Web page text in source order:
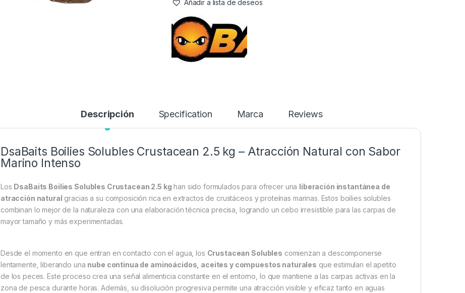
Añadir a lista de deseos
Descripción Specification Marca Reviews
DsaBaits Boilies Solubles Crustacean 2.5 kg – Atracción Natural con Sabor
Marino Intenso
Los DsaBaits Boilies Solubles Crustacean 2.5 kg han sido formulados para ofrecer una liberación instantánea de
atracción natural gracias a su composición rica en extractos de crustáceos y proteínas marinas. Estos boilies solubles
combinan lo mejor de la naturaleza con una elaboración técnica precisa, logrando un cebo irresistible para las carpas de
mayor tamaño y más experimentadas.
Desde el momento en que entran en contacto con el agua, los Crustacean Solubles comienzan a descomponerse
lentamente, liberando una nube continua de aminoácidos, aceites y compuestos naturales que estimulan el apetito
de los peces. Este proceso crea una señal alimenticia constante en el entorno, lo que mantiene a las carpas activas en la
zona de pesca durante horas. Además, su disolución progresiva permite una atracción visible y eficaz tanto en aguas